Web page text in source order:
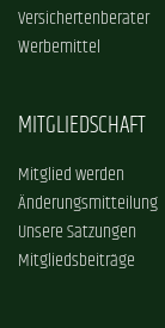
Versichertenberater
Werbemittel
MITGLIEDSCHAFT
Mitglied werden
Änderungsmitteilung
Unsere Satzungen
Mitgliedsbeiträge